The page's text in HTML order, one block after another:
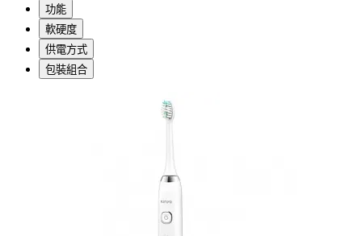
功能
軟硬度
供電方式
包裝組合